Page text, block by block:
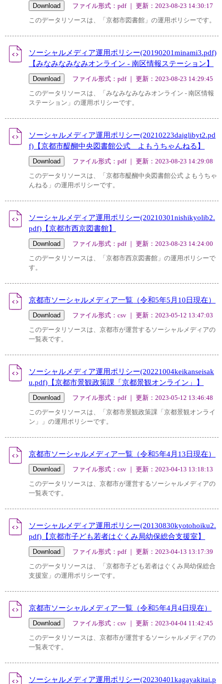
ファイル形式：pdf ｜ 更新：2023-08-23 14:30:17
このデータリソースは、「京都市図書館」の運用ポリシーです。
ソーシャルメディア運用ポリシー(20190201minami3.pdf)
【みなみなみなみオンライン - 南区情報ステーション】
ファイル形式：pdf ｜ 更新：2023-08-23 14:29:45
このデータリソースは、「みなみなみなみオンライン - 南区情報
ステーション」の運用ポリシーです。
ソーシャルメディア運用ポリシー(20210223daiglibyt2.pd
f)【京都市醍醐中央図書館公式 よもうちゃんねる】
ファイル形式：pdf ｜ 更新：2023-08-23 14:29:08
このデータリソースは、「京都市醍醐中央図書館公式 よもうちゃ
んねる」の運用ポリシーです。
ソーシャルメディア運用ポリシー(20210301nishikyolib2.
pdf)【京都市西京図書館】
ファイル形式：pdf ｜ 更新：2023-08-23 14:24:00
このデータリソースは、「京都市西京図書館」の運用ポリシーで
す。
京都市ソーシャルメディア一覧（令和5年5月10日現在）
ファイル形式：csv ｜ 更新：2023-05-12 13:47:03
このデータリソースは、京都市が運営するソーシャルメディアの
一覧表です。
ソーシャルメディア運用ポリシー(20221004keikanseisak
u.pdf)【京都市景観政策課「京都景観オンライン」】
ファイル形式：pdf ｜ 更新：2023-05-12 13:46:48
このデータリソースは、「京都市景観政策課「京都景観オンライ
ン」」の運用ポリシーです。
京都市ソーシャルメディア一覧（令和5年4月13日現在）
ファイル形式：csv ｜ 更新：2023-04-13 13:18:13
このデータリソースは、京都市が運営するソーシャルメディアの
一覧表です。
ソーシャルメディア運用ポリシー(20130830kyotohoiku2.
pdf)【京都市子ども若者はぐくみ局幼保総合支援室】
ファイル形式：pdf ｜ 更新：2023-04-13 13:17:39
このデータリソースは、「京都市子ども若者はぐくみ局幼保総合
支援室」の運用ポリシーです。
京都市ソーシャルメディア一覧（令和5年4月4日現在）
ファイル形式：csv ｜ 更新：2023-04-04 11:42:45
このデータリソースは、京都市が運営するソーシャルメディアの
一覧表です。
ソーシャルメディア運用ポリシー(20230401kagayakitai.p